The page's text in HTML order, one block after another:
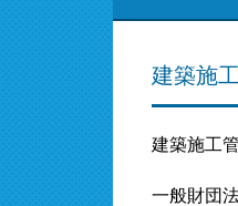
建築施
建築施工
一般財団